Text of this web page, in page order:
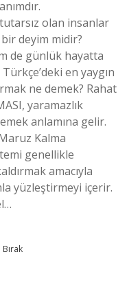
olan insanlar
deyim midir?
de günlük hayatta
en yaygın
ne demek? Rahat
yaramazlık
anlamına gelir.
Kalma
genellikle
amacıyla
yüzleştirmeyi içerir.